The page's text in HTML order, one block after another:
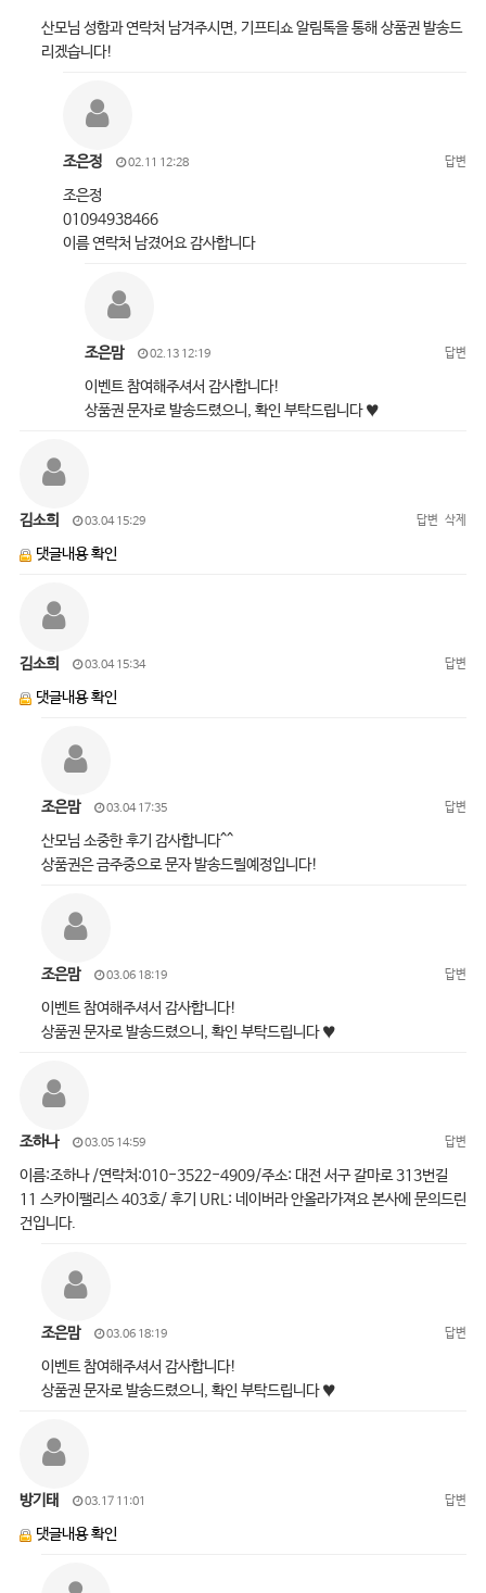
산모님 성함과 연락처 남겨주시면, 기프티쇼 알림톡을 통해 상품권 발송드
리겠습니다!
조은정 02.11 12:28 답변
조은정
01094938466
이름 연락처 남겼어요 감사합니다
조은맘 02.13 12:19 답변
이벤트 참여해주셔서 감사합니다!
상품권 문자로 발송드렸으니, 확인 부탁드립니다 ♥
김소희 03.04 15:29 답변 삭제
댓글내용 확인
김소희 03.04 15:34 답변
댓글내용 확인
조은맘 03.04 17:35 답변
산모님 소중한 후기 감사합니다^^
상품권은 금주중으로 문자 발송드릴예정입니다!
조은맘 03.06 18:19 답변
이벤트 참여해주셔서 감사합니다!
상품권 문자로 발송드렸으니, 확인 부탁드립니다 ♥
조하나 03.05 14:59 답변
이름:조하나 /연락처:010-3522-4909/주소: 대전 서구 갈마로 313번길
11 스카이팰리스 403호/ 후기 URL: 네이버라 안올라가져요 본사에 문의드린
건입니다.
조은맘 03.06 18:19 답변
이벤트 참여해주셔서 감사합니다!
상품권 문자로 발송드렸으니, 확인 부탁드립니다 ♥
방기태 03.17 11:01 답변
댓글내용 확인